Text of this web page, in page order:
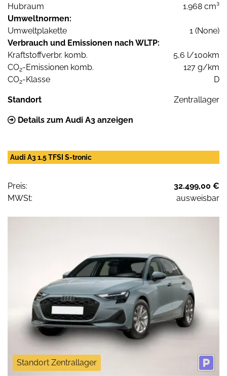
Hubraum
1.968 cm³
Umweltnormen:
Umweltplakette
1 (None)
Verbrauch und Emissionen nach WLTP:
Kraftstoffverbr. komb.
5,6 l/100km
CO2-Emissionen komb.
127 g/km
CO2-Klasse D
Standort Zentrallager
Details zum Audi A3 anzeigen
Audi A3 1.5 TFSI S-tronic
Preis:
32.499,00 €
MWSt:
ausweisbar
Standort Zentrallager